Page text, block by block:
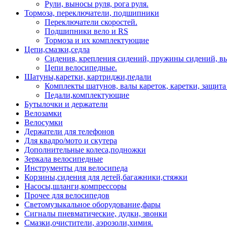
Рули, выносы руля, рога руля.
Тормоза, переключатели, подшипники
Переключатели скоростей.
Подшипники вело и RS
Тормоза и их комплектующие
Цепи,смазки,седла
Сидения, крепления сидений, пружины сидений,
Цепи велосипедные.
Шатуны,каретки, картриджи,педали
Комплекты шатунов, валы кареток, каретки,
Педали,комплектующие
Бутылочки и держатели
Велозамки
Велосумки
Держатели для телефонов
Для квадро/мото и скутера
Дополнительные колеса,подножки
Зеркала велосипедные
Инструменты для велосипеда
Корзины,сидения для детей,багажники,стяжки
Насосы,шланги,компрессоры
Прочее для велосипедов
Светомузыкальное оборудование,фары
Сигналы пневматические, дудки, звонки
Смазки,очистители, аэрозоли,химия.